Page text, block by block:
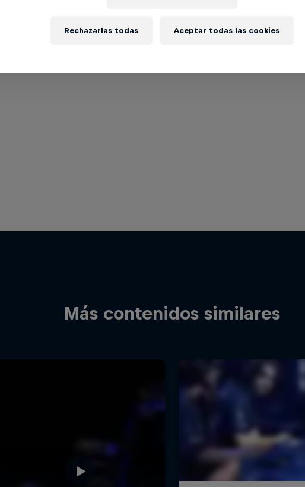
Más contenidos similares
Rechazarlas todas Aceptar todas las cookies